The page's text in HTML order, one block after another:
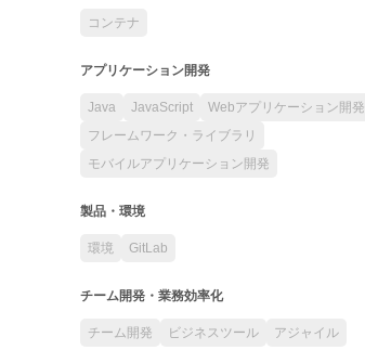
コンテナ
アプリケーション開発
Java JavaScript
Webアプリケーション開発
フレームワーク・ライブラリ
モバイルアプリケーション開発
製品・環境
環境 GitLab
チーム開発・業務効率化
チーム開発 ビジネスツール アジャイル